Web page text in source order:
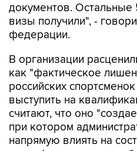
документов. Остальные
визы получили", -
федерации.
В организации
как "фактическое
российских
выступить на
считают, что оно
при котором
напрямую влиять на